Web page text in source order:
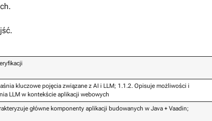
kluczowe pojęcia związane z AI i LLM; 1.1.2. Opisuje możliwości i
LLM w kontekście aplikacji webowych
główne komponenty aplikacji budowanych w Java + Vaadin;